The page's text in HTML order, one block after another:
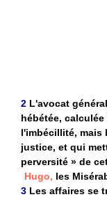
2 L'avocat
hébétée,
l'imbécillité, mais
justice, et qui
perversité » de
Hugo, les
3 Les affaires se